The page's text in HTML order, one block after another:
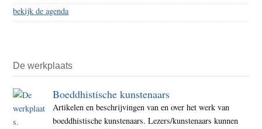
bekijk de agenda
De werkplaats
Boeddhistische kunstenaars
Artikelen en beschrijvingen van en over het werk van
boeddhistische kunstenaars. Lezers/kunstenaars kunnen